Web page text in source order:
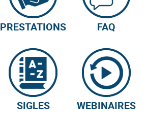
PRESTATIONS FAQ
SIGLES WEBINAIRES